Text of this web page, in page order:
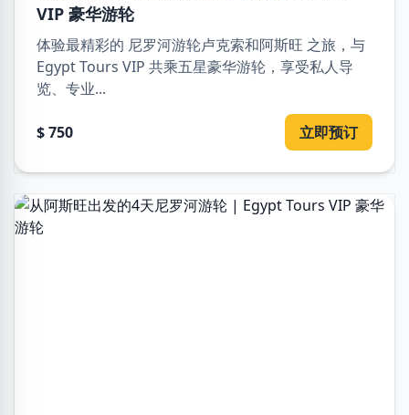
VIP 豪华游轮
体验最精彩的 尼罗河游轮卢克索和阿斯旺 之旅，与
Egypt Tours VIP 共乘五星豪华游轮，享受私人导
览、专业...
$ 750 立即预订